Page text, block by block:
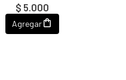
$ 5.000
Agregar